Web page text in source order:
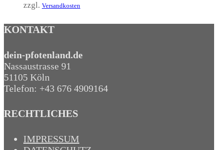
zzgl. Versandkosten
KONTAKT
dein-pfotenland.de
Nassaustrasse 91
51105 Köln
Telefon: +43 676 4909164‬
RECHTLICHES
IMPRESSUM